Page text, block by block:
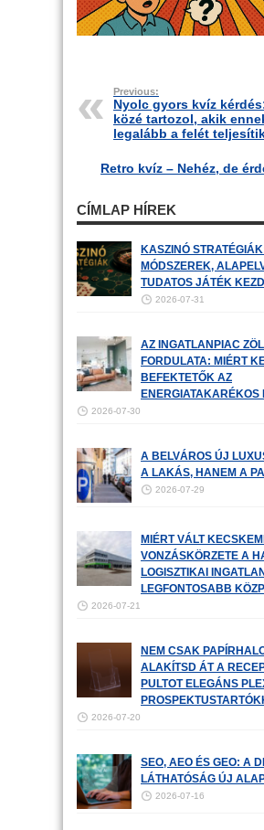
Previous:
Nyolc gyors kvíz
közé tartozol, akik
legalább a felét
Retro kvíz – Nehéz, de
CÍMLAP HÍREK
KASZINÓ
MÓDSZEREK,
TUDATOS JÁTÉK
2026-07-31
AZ INGATLANPIAC
FORDULATA: MIÉRT
BEFEKTETŐK AZ
ENERGIATAKARÉKOS
2026-07-30
A BELVÁROS ÚJ
A LAKÁS, HANEM A
2026-07-29
MIÉRT VÁLT
VONZÁSKÖRZETE A
LOGISZTIKAI
LEGFONTOSABB
2026-07-21
NEM CSAK
ALAKÍTSD ÁT A
PULTOT ELEGÁNS
2026-07-20
SEO, AEO ÉS GEO: A
LÁTHATÓSÁG ÚJ
2026-07-16